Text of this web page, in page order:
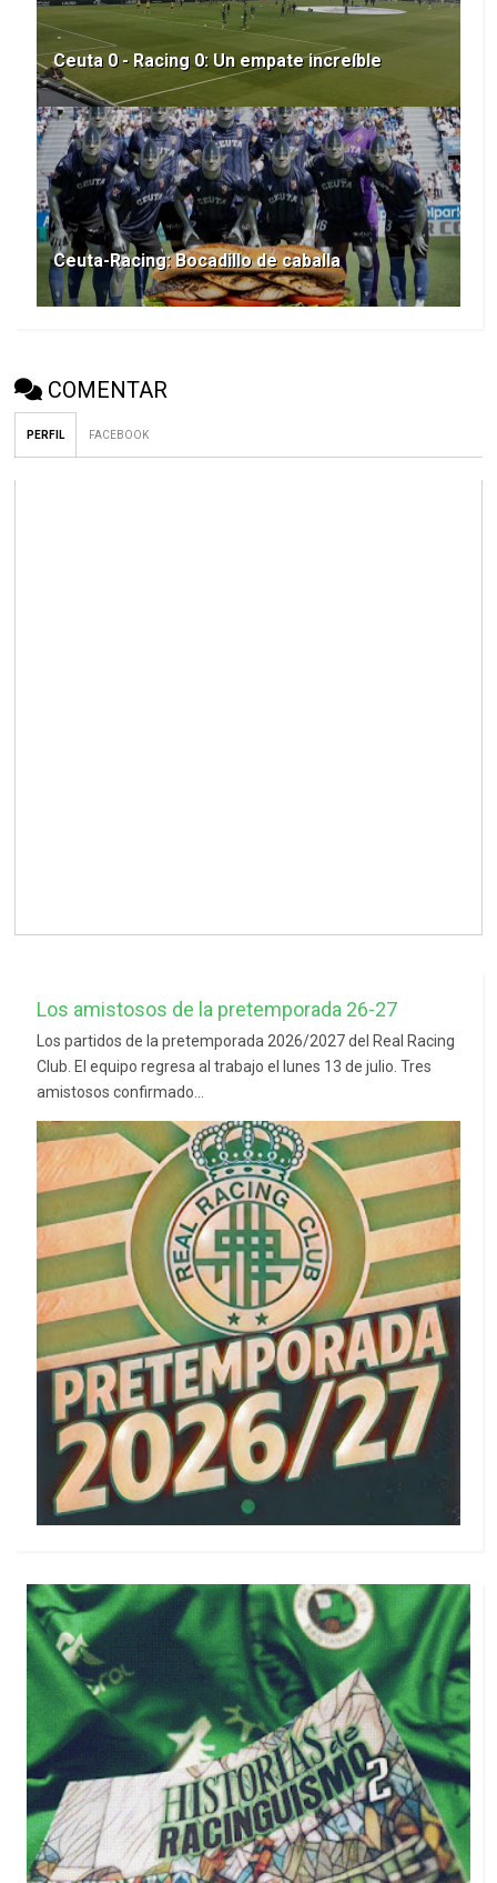
Ceuta 0 - Racing 0: Un empate increíble
Ceuta-Racing: Bocadillo de caballa
COMENTAR
PERFIL FACEBOOK
Los amistosos de la pretemporada 26-27
Los partidos de la pretemporada 2026/2027 del Real Racing
Club. El equipo regresa al trabajo el lunes 13 de julio. Tres
amistosos confirmado...